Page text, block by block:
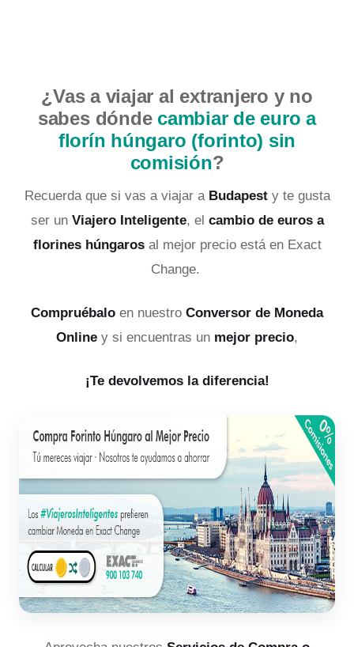
¿Vas a viajar al extranjero y no
sabes dónde cambiar de euro a
florín húngaro (forinto) sin
comisión?
Recuerda que si vas a viajar a Budapest y te gusta
ser un Viajero Inteligente, el cambio de euros a
florines húngarosal mejor precio está en Exact
Change.
Compruébalo en nuestro Conversor de Moneda
Online y si encuentras un mejor precio,
¡Te devolvemos la diferencia!